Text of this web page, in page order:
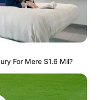
For Mere $1.6 Mil?